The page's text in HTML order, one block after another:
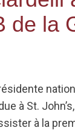
de la
à St.
à la